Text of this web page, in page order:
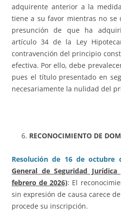
adquirente anterior a la
tiene a su favor mientras no se
presunción de que ha
artículo 34 de la Ley
contravención del principio
efectiva. Por ello, debe
pues el título presentado en
necesariamente la nulidad del
RECONOCIMIENTO DE
Resolución de 16 de octubre
General de Seguridad
febrero de 2026): El
sin expresión de causa carece
procede su inscripción.